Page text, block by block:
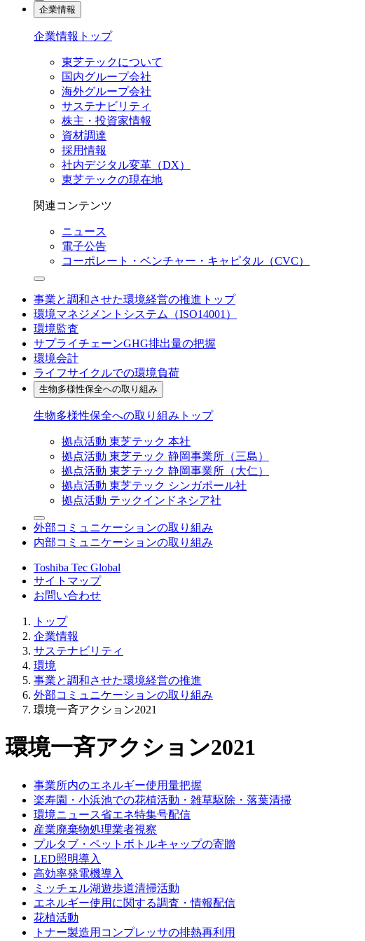
企業情報
企業情報トップ
東芝テックについて
国内グループ会社
海外グループ会社
サステナビリティ
株主・投資家情報
資材調達
採用情報
社内デジタル変革（DX）
東芝テックの現在地
関連コンテンツ
ニュース
電子公告
コーポレート・ベンチャー・キャピタル（CVC）
事業と調和させた環境経営の推進トップ
環境マネジメントシステム（ISO14001）
環境監査
サプライチェーンGHG排出量の把握
環境会計
ライフサイクルでの環境負荷
生物多様性保全への取り組み
生物多様性保全への取り組みトップ
拠点活動 東芝テック 本社
拠点活動 東芝テック 静岡事業所（三島）
拠点活動 東芝テック 静岡事業所（大仁）
拠点活動 東芝テック シンガポール社
拠点活動 テックインドネシア社
外部コミュニケーションの取り組み
内部コミュニケーションの取り組み
Toshiba Tec Global
サイトマップ
お問い合わせ
トップ
企業情報
サステナビリティ
環境
事業と調和させた環境経営の推進
外部コミュニケーションの取り組み
環境一斉アクション2021
環境一斉アクション2021
事業所内のエネルギー使用量把握
楽寿園・小浜池での花植活動・雑草駆除・落葉清掃
環境ニュース省エネ特集号配信
産業廃棄物処理業者視察
プルタブ・ペットボトルキャップの寄贈
LED照明導入
高効率発電機導入
ミッチェル湖遊歩道清掃活動
エネルギー使用に関する調査・情報配信
花植活動
トナー製造用コンプレッサの排熱再利用